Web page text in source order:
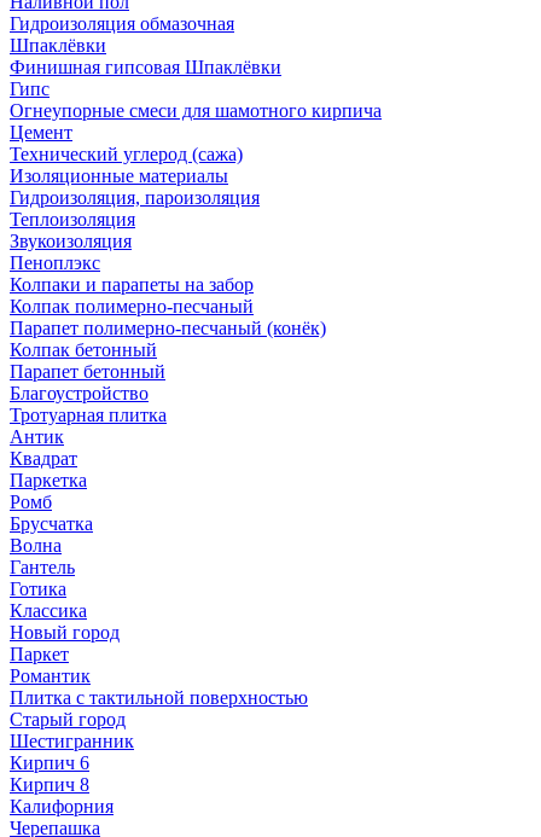
Гидроизоляция обмазочная
Шпаклёвки
Финишная гипсовая Шпаклёвки
Гипс
Огнеупорные смеси для шамотного кирпича
Цемент
Технический углерод (сажа)
Изоляционные материалы
Гидроизоляция, пароизоляция
Теплоизоляция
Звукоизоляция
Пеноплэкс
Колпаки и парапеты на забор
Колпак полимерно-песчаный
Парапет полимерно-песчаный (конёк)
Колпак бетонный
Парапет бетонный
Благоустройство
Тротуарная плитка
Антик
Квадрат
Паркетка
Ромб
Брусчатка
Волна
Гантель
Готика
Классика
Новый город
Паркет
Романтик
Плитка с тактильной поверхностью
Старый город
Шестигранник
Кирпич 6
Кирпич 8
Калифорния
Черепашка